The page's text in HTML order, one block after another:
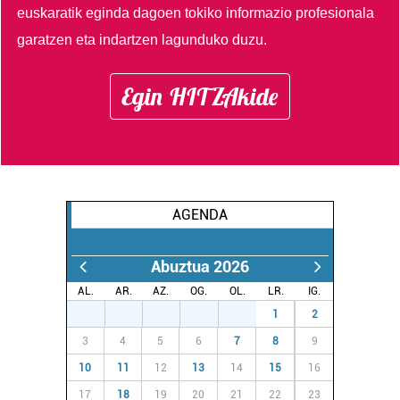
euskaratik eginda dagoen tokiko informazio profesionala
garatzen eta indartzen lagunduko duzu.
Egin HITZAkide
AGENDA
Abuztua 2026
AL. AR. AZ. OG. OL. LR.
IG.
1 2
3 4 5 6 7 8 9
10 11 12 13 14 15 16
17 18 19 20 21 22 23